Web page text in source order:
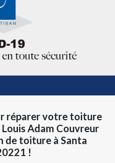
réparer votre toiture
Louis Adam Couvreur
de toiture à Santa
!